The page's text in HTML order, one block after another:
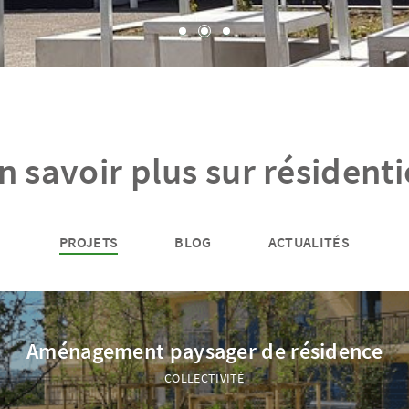
savoir plus sur
PROJETS BLOG ACTUALITÉS
Aménagement paysager de résidence
COLLECTIVITÉ